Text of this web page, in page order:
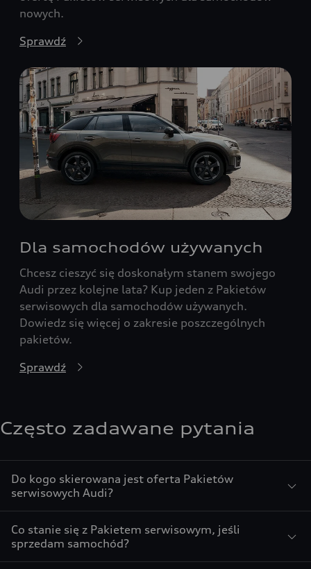
nowych.
Sprawdź
Dla samochodów używanych
Chcesz cieszyć się doskonałym stanem swojego
Audi przez kolejne lata? Kup jeden z Pakietów
serwisowych dla samochodów używanych.
Dowiedz się więcej o zakresie poszczególnych
pakietów.
Sprawdź
Często zadawane pytania
Do kogo skierowana jest oferta Pakietów
serwisowych Audi?
Co stanie się z Pakietem serwisowym, jeśli
sprzedam samochód?